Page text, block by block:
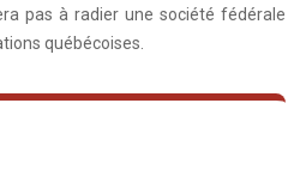
pas à radier une société fédérale
québécoises.